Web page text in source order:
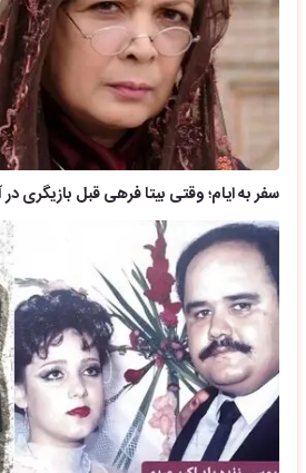
سفر به ایام؛ وقتی بیتا فرهی قبل بازیگری در